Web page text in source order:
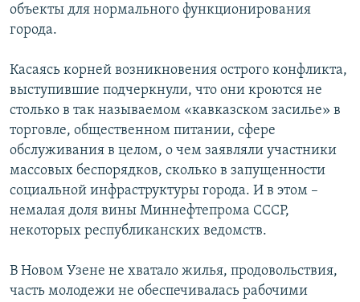
объекты для нормального функционирования
города.
Касаясь корней возникновения острого конфликта,
выступившие подчеркнули, что они кроются не
столько в так называемом «кавказском засилье» в
торговле, общественном питании, сфере
обслуживания в целом, о чем заявляли участники
массовых беспорядков, сколько в запущенности
социальной инфраструктуры города. И в этом –
немалая доля вины Миннефтепрома СССР,
некоторых республиканских ведомств.
В Новом Узене не хватало жилья, продовольствия,
часть молодежи не обеспечивалась рабочими